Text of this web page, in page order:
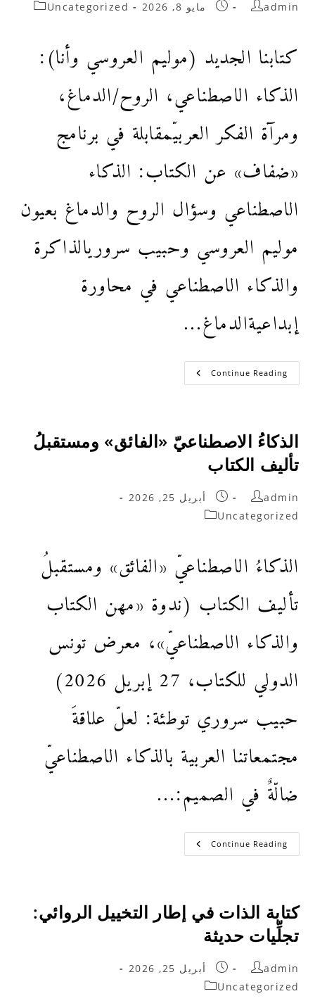
admin مايو 8, 2026 Uncategorized
كتابنا الجديد (موليم العروسي وأنا):
الذكاء الاصطناعي، الروح/الدماغ،
ومرآة الفكر العربيّمقابلة في برنامج
«ضفاف» عن الكتاب: الذكاء
الاصطناعي وسؤال الروح والدماغ بعيون
موليم العروسي وحبيب سروريالذاكرة
والذكاء الاصطناعي في محاورة
إبداعيةالدماغ…
Continue Reading
الذكاءُ الاصطناعيّ «الفائق» ومستقبلُ
تأليف الكتاب
admin
أبريل 25, 2026
Uncategorized
الذكاءُ الاصطناعيّ «الفائق» ومستقبلُ
تأليف الكتاب (ندوة «مهن الكتاب
والذكاء الاصطناعيّ»، معرض تونس
الدولي للكتاب، 27 إبريل 2026)
حبيب سروري توطئة: لعلّ علاقةَ
مجتمعاتنا العربية بالذكاء الاصطناعيّ
ضالّةٌ في الصميم:…
Continue Reading
كتابة الذات في إطار التخييل الروائي:
تجلِّيات حديثة
admin
أبريل 25, 2026
Uncategorized